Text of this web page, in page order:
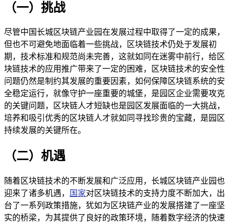
（一）挑战
尽管中国长城区块链产业园在发展过程中取得了一定的成果，
但也不可避免地面临着一些挑战，区块链技术仍处于发展初
期，技术标准和规范尚未完善，这就如同在迷雾中前行，给区
块链技术的应用推广带来了一定的困难，区块链技术的安全性
问题仍然是制约其发展的重要因素，如何保障区块链系统的安
全稳定运行，就像守护一座重要的城堡，是园区企业需要攻克
的关键问题，区块链人才短缺也是园区发展面临的一大挑战，
培养和吸引优秀的区块链人才就如同寻找珍贵的宝藏，是园区
持续发展的关键所在。
（二）机遇
随着区块链技术的不断发展和广泛应用，长城区块链产业园也
迎来了诸多机遇，
国家对区块链技术的支持力度不断加大，出
台了一系列政策措施，犹如为区块链产业的发展搭建了一座坚
实的桥梁，为其提供了良好的政策环境，随着数字经济的快速